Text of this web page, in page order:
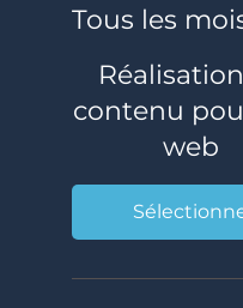
Tous les
contenu
web